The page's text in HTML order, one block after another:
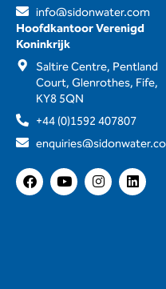
info@sidonwater.com
Hoofdkantoor Verenigd
Koninkrijk
Saltire Centre, Pentland
Court, Glenrothes, Fife,
KY8 5QN
+44 (0)1592 407807
F
a
c
Y
o
u
I
n
s
L
i
n